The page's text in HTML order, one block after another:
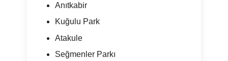
Anıtkabir
Kuğulu Park
Atakule
Seğmenler Parkı